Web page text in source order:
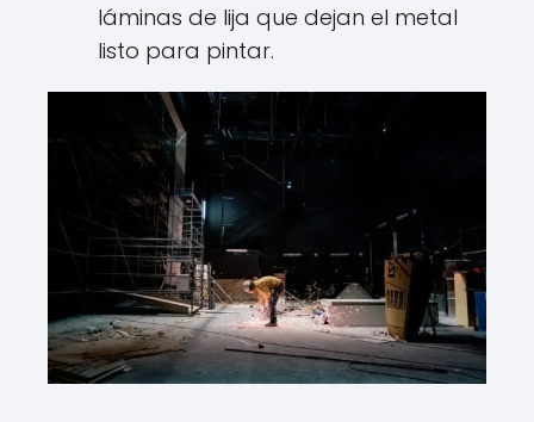
láminas de lija que dejan el metal
listo para pintar.